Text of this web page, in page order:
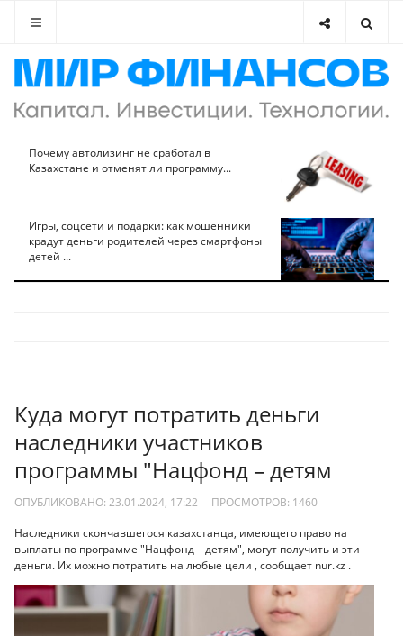
Почему автолизинг не сработал в
Казахстане и отменят ли программу...
Игры, соцсети и подарки: как мошенники
крадут деньги родителей через смартфоны
детей ...
Куда могут потратить деньги
наследники участников
программы "Нацфонд – детям
ОПУБЛИКОВАНО: 23.01.2024, 17:22 ПРОСМОТРОВ: 1460
Наследники скончавшегося казахстанца, имеющего право на
выплаты по программе "Нацфонд – детям", могут получить и эти
деньги. Их можно потратить на любые цели , сообщает nur.kz .